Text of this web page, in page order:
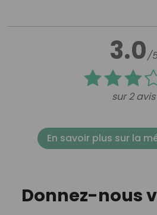
3.0/5
sur 2 avis
En savoir plus sur la
Donnez-nous